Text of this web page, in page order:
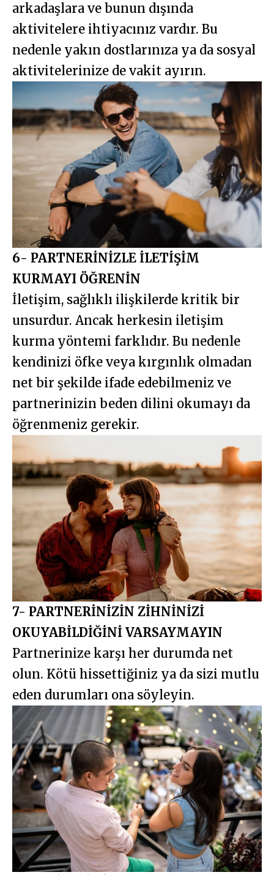
arkadaşlara ve bunun dışında
aktivitelere ihtiyacınız vardır. Bu
nedenle yakın dostlarınıza ya da sosyal
aktivitelerinize de vakit ayırın.
6- PARTNERİNİZLE İLETİŞİM
KURMAYI ÖĞRENİN
İletişim, sağlıklı ilişkilerde kritik bir
unsurdur. Ancak herkesin iletişim
kurma yöntemi farklıdır. Bu nedenle
kendinizi öfke veya kırgınlık olmadan
net bir şekilde ifade edebilmeniz ve
partnerinizin beden dilini okumayı da
öğrenmeniz gerekir.
7- PARTNERİNİZİN ZİHNİNİZİ
OKUYABİLDİĞİNİ VARSAYMAYIN
Partnerinize karşı her durumda net
olun. Kötü hissettiğiniz ya da sizi mutlu
eden durumları ona söyleyin.